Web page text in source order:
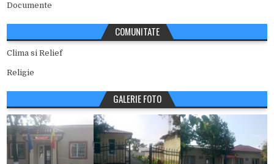
Documente
COMUNITATE
Clima si Relief
Religie
GALERIE FOTO